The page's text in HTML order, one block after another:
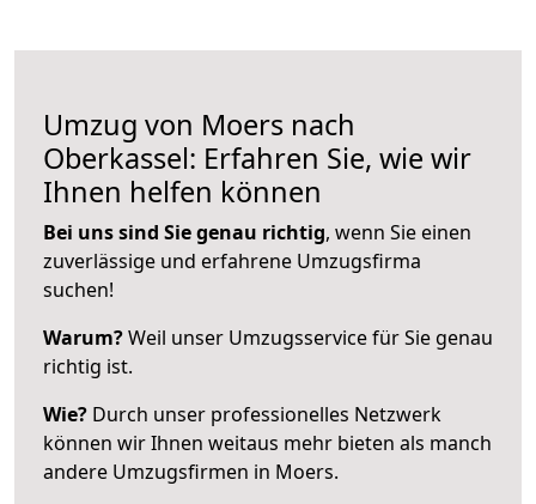
Umzug von Moers nach
Oberkassel: Erfahren Sie, wie wir
Ihnen helfen können
Bei uns sind Sie genau richtig, wenn Sie einen
zuverlässige und erfahrene Umzugsfirma
suchen!
Warum?Weil unser Umzugsservice für Sie genau
richtig ist.
Wie? Durch unser professionelles Netzwerk
können wir Ihnen weitaus mehr bieten als manch
andere Umzugsfirmen in Moers.